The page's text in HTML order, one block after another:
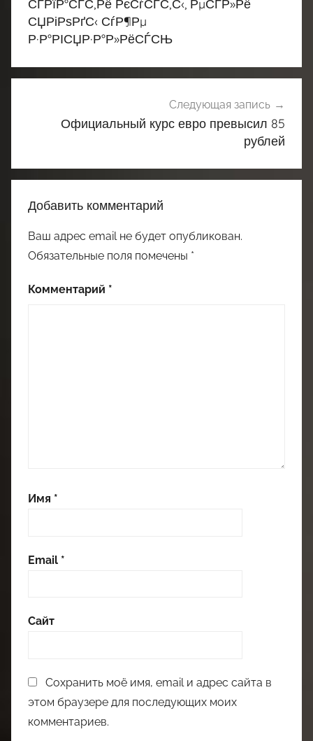
СЃРїР°СЃС‚Рё РєСѓСЃС‚С‹, РµСЃР»Рё
СЏРіРѕРґС‹ СѓР¶Рµ
Р·Р°РІСЏР·Р°Р»РёСЃСЊ
Следующая запись
Официальный курс евро превысил 85
рублей
Добавить комментарий
Ваш адрес email не будет опубликован.
Обязательные поля помечены *
Комментарий *
Имя *
Email *
Сайт
Сохранить моё имя, email и адрес сайта в
этом браузере для последующих моих
комментариев.